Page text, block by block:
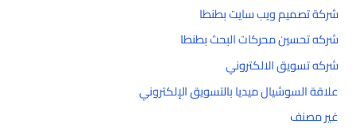
شركة تصميم ويب سايت بطنطا
شركه تحسين محركات البحث بطنطا
شركه تسويق الالكتروني
علاقة السوشيال ميديا بالتسويق الإلكتروني
غير مصنف